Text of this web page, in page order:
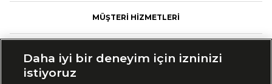
MÜŞTERİ HİZMETLERİ
Daha iyi bir deneyim için izninizi
istiyoruz